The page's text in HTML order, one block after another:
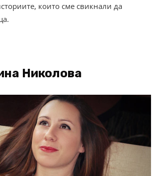
които сме свикнали да
Николова